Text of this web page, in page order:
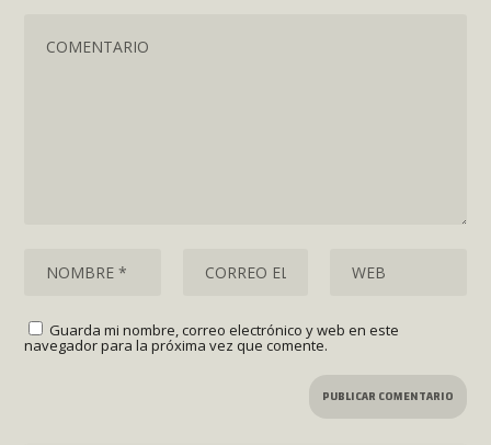
Guarda mi nombre, correo electrónico y web en este
navegador para la próxima vez que comente.